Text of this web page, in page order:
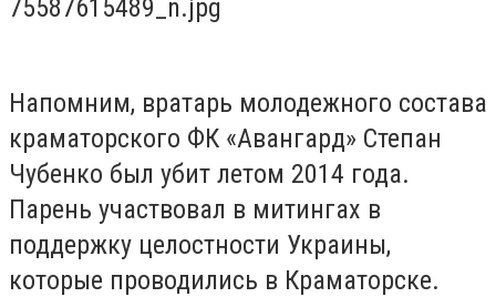
Напомним, вратарь молодежного состава
краматорского ФК «Авангард» Степан
Чубенко был убит летом 2014 года.
Парень участвовал в митингах в
поддержку целостности Украины,
которые проводились в Краматорске.